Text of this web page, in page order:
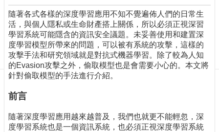
計
中
首
頁
聯
絡
資
訊
訂
閱/
取
消
隨著各式各樣的深度學習應用不知不覺遍佈人們的日常生
活，與個人隱私或生命財產搭上關係，所以必須正視深習
學習系統可能隱含的資訊安全議題。未妥善使用和建置深
度學習模型所帶來的問題，可以被有系統的攻擊，這樣的
攻擊手法和研究領域就是對抗式機器學習。除了較為人知
的Evasion攻擊之外，偷取模型也是會需要小心的。本文將
針對偷取模型的手法進行介紹。
前言
隨著深度學習應用越來越普及，我們也就更不能輕忽，深
度學習系統也是一個資訊系統，也必須正視深度學習系統